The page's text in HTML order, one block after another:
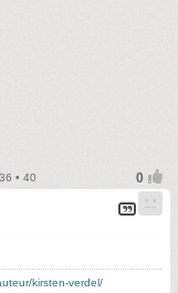
• 40
kirsten-verdel/